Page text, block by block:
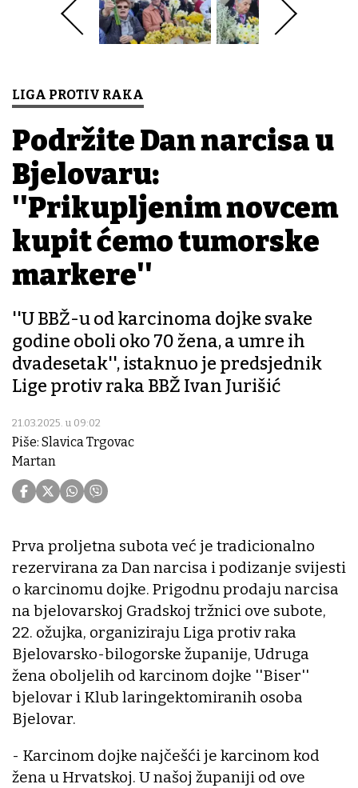
LIGA PROTIV RAKA
Podržite Dan narcisa u
Bjelovaru:
''Prikupljenim novcem
kupit ćemo tumorske
markere''
''U BBŽ-u od karcinoma dojke svake
godine oboli oko 70 žena, a umre ih
dvadesetak'', istaknuo je predsjednik
Lige protiv raka BBŽ Ivan Jurišić
21.03.2025. u 09:02
Piše: Slavica Trgovac
Martan
Prva proljetna subota već je tradicionalno
rezervirana za Dan narcisa i podizanje svijesti
o karcinomu dojke. Prigodnu prodaju narcisa
na bjelovarskoj Gradskoj tržnici ove subote,
22. ožujka, organiziraju Liga protiv raka
Bjelovarsko-bilogorske županije, Udruga
žena oboljelih od karcinom dojke ''Biser''
bjelovar i Klub laringektomiranih osoba
Bjelovar.
- Karcinom dojke najčešći je karcinom kod
žena u Hrvatskoj. U našoj županiji od ove